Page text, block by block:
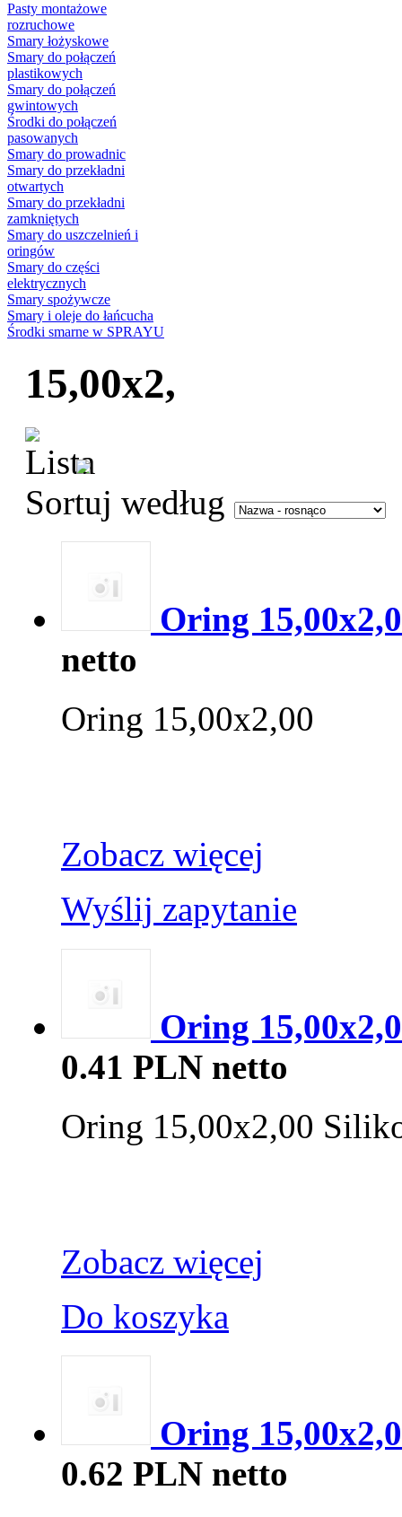
Pasty montażowe
rozruchowe
Smary łożyskowe
Smary do połączeń
plastikowych
Smary do połączeń
gwintowych
Środki do połączeń
pasowanych
Smary do prowadnic
Smary do przekładni
otwartych
Smary do przekładni
zamkniętych
Smary do uszczelnień i
oringów
Smary do części
elektrycznych
Smary spożywcze
Smary i oleje do łańcucha
Środki smarne w SPRAYU
15,00x2,
Sortuj według
Oring
netto
Oring 15,00x2,00
Zobacz więcej
Wyślij zapytanie
Oring
0.41 PLN netto
Oring 15,00x2,00
Zobacz więcej
Do koszyka
Oring
0.62 PLN netto